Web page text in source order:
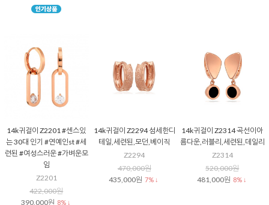
14k귀걸이 Z2201 #센스있
는 30대 인기 #연예인st #세
련된 #여성스러운 #가벼운모
임
Z2201
422,000원
390,000원 8% ↓
14k귀걸이 Z2294 섬세한디
테일,세련된,모던,베이직
Z2294
470,000원
435,000원 7% ↓
14k귀걸이 Z2314 곡선이아
름다운,러블리,세련된,데일리
Z2314
520,000원
481,000원 8% ↓